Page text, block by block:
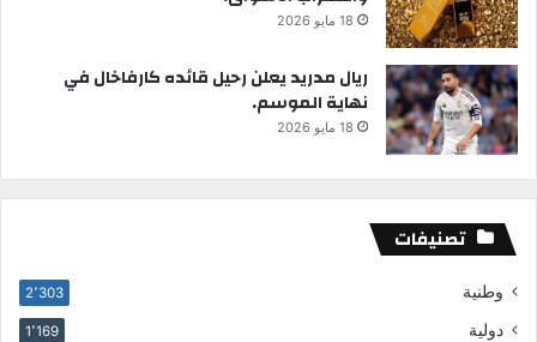
18 مايو 2026
ريال مدريد يعلن رحيل قائده كارفاخال في
نهاية الموسم.
18 مايو 2026
تصنيفات
وطنية 2٬303
دولية 1٬169